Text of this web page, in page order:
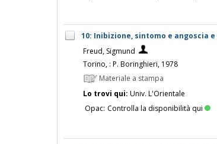
10: Inibizione, sintomo e angoscia
Freud, Sigmund
Torino, : P. Boringhieri, 1978
Materiale a stampa
Lo trovi qui: Univ. L'Orientale
Opac: Controlla la disponibilità qui